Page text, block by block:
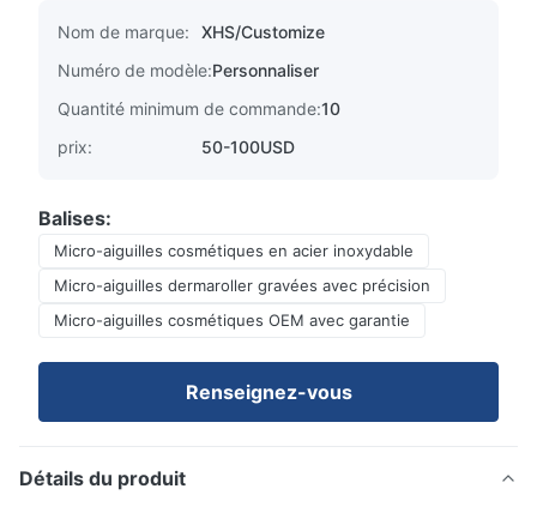
Nom de marque:
XHS/Customize
Numéro de modèle:Personnaliser
Quantité minimum de commande:10
prix:
50-100USD
Balises:
Micro-aiguilles cosmétiques en acier inoxydable
Micro-aiguilles dermaroller gravées avec précision
Micro-aiguilles cosmétiques OEM avec garantie
Renseignez-vous
Détails du produit